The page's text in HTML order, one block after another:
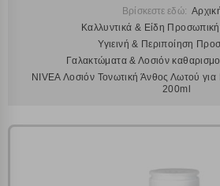
Βρίσκεστε εδώ:
Καλλυντικά & Είδη
Υγιεινή & Περιποίηση
Γαλακτώματα & Λοσιόν
NIVEA Λοσιόν Τονωτική Άνθος Λωτού για
200ml